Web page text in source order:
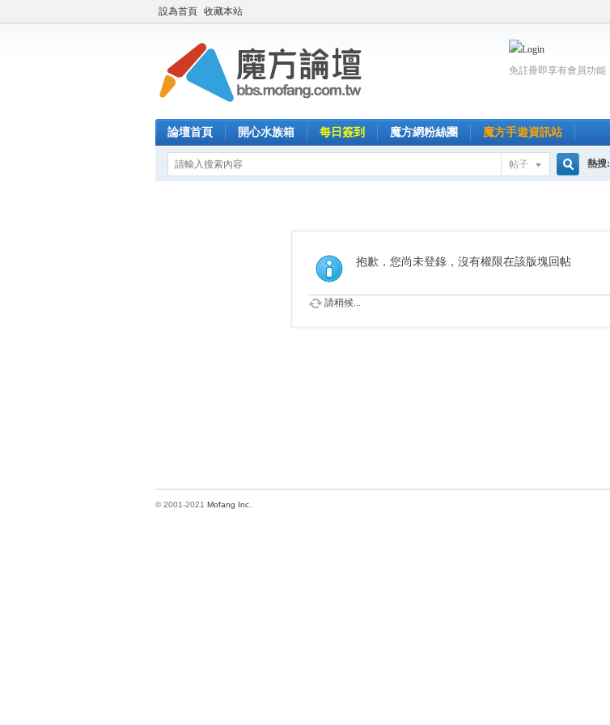
設為首頁 收藏本站
免註冊即享有會員功能
論壇首頁 開心水族箱 每日簽到 魔方網粉絲團 魔方手遊資訊站
帖子
索
熱搜:
抱歉，您尚未登錄，沒有權限在該版塊回帖
請稍候...
© 2001-2021 Mofang Inc.